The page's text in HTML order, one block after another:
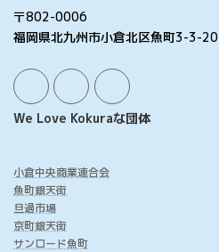
〒802-0006
福岡県北九州市小倉北区魚町3-3-20
We Love Kokuraな団体
小倉中央商業連合会
魚町銀天街
旦過市場
京町銀天街
サンロード魚町